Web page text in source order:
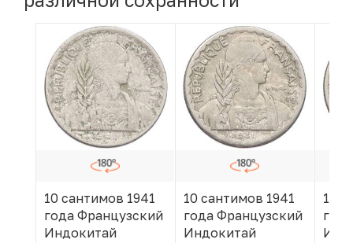
10 сантимов 1941
года Французский
Индокитай
10 сантимов 1941
года Французский
Индокитай
10